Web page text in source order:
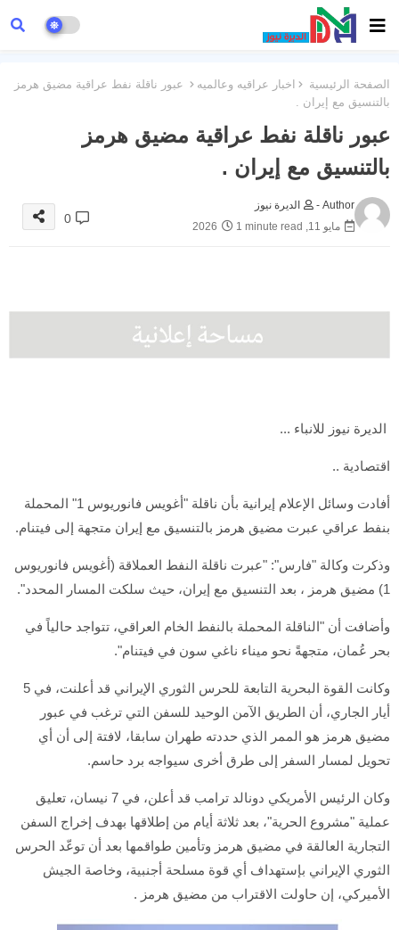
الصفحة الرئيسية اخبار عراقيه وعالميه
عبور ناقلة نفط عراقية مضيق هرمز
بالتنسيق مع إيران .
عبور ناقلة نفط عراقية مضيق هرمز
بالتنسيق مع إيران .
Author -
الديرة نيوز
مايو 11, 2026
1 minute read
0
الديرة نيوز للانباء ...
اقتصادية ..
أفادت وسائل الإعلام إيرانية بأن ناقلة "أغويس فانوريوس 1" المحملة
بنفط عراقي عبرت مضيق هرمز بالتنسيق مع إيران متجهة إلى فيتنام.
وذكرت وكالة "فارس": "عبرت ناقلة النفط العملاقة (أغويس فانوريوس
1) مضيق هرمز ، بعد التنسيق مع إيران، حيث سلكت المسار المحدد".
وأضافت أن "الناقلة المحملة بالنفط الخام العراقي، تتواجد حالياً في
بحر عُمان، متجهةً نحو ميناء ناغي سون في فيتنام".
وكانت القوة البحرية التابعة للحرس الثوري الإيراني قد أعلنت، في 5
أيار الجاري، أن الطريق الآمن الوحيد للسفن التي ترغب في عبور
مضيق هرمز هو الممر الذي حددته طهران سابقا، لافتة إلى أن أي
تحويل لمسار السفر إلى طرق أخرى سيواجه برد حاسم.
وكان الرئيس الأمريكي دونالد ترامب قد أعلن، في 7 نيسان، تعليق
عملية "مشروع الحرية"، بعد ثلاثة أيام من إطلاقها بهدف إخراج السفن
التجارية العالقة في مضيق هرمز وتأمين طواقمها بعد أن توعّد الحرس
الثوري الإيراني بإستهداف أي قوة مسلحة أجنبية، وخاصة الجيش
الأميركي، إن حاولت الاقتراب من مضيق هرمز .